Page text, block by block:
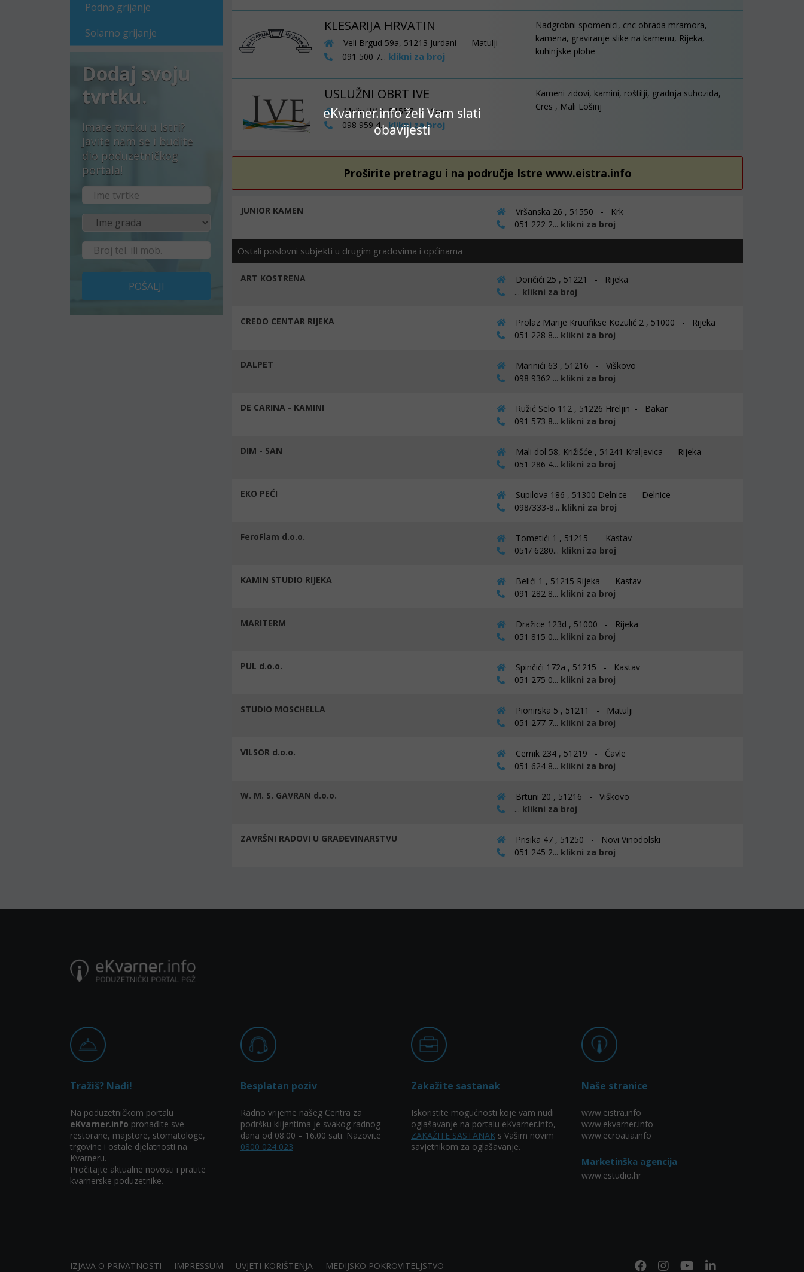
eKvarner.info želi Vam slati
obavijesti
Podno grijanje
Solarno grijanje
Dodaj svoju
tvrtku.
Imate tvrtku u Istri?
Javite nam se i budite
dio poduzetničkog
portala!
POŠALJI
KLESARIJA HRVATIN
Veli Brgud 59a, 51213 Jurdani - Matulji
091 500 7... klikni za broj
Nadgrobni spomenici, cnc obrada mramora,
kamena, graviranje slike na kamenu, Rijeka,
kuhinjske plohe
USLUŽNI OBRT IVE
Melin II/19, 51557 - Cres
098 959 4... klikni za broj
Kameni zidovi, kamini, roštilji, gradnja suhozida,
Cres , Mali Lošinj
Proširite pretragu i na područje Istre www.eistra.info
JUNIOR KAMEN
Vršanska 26 , 51550 - Krk
051 222 2... klikni za broj
Ostali poslovni subjekti u drugim gradovima i općinama
ART KOSTRENA
Doričići 25 , 51221 - Rijeka
... klikni za broj
CREDO CENTAR RIJEKA
Prolaz Marije Krucifikse Kozulić 2 , 51000 - Rijeka
051 228 8... klikni za broj
DALPET
Marinići 63 , 51216 - Viškovo
098 9362 ... klikni za broj
DE CARINA - KAMINI
Ružić Selo 112 , 51226 Hreljin - Bakar
091 573 8... klikni za broj
DIM - SAN
Mali dol 58, Križišće , 51241 Kraljevica - Rijeka
051 286 4... klikni za broj
EKO PEĆI
Supilova 186 , 51300 Delnice - Delnice
098/333-8... klikni za broj
FeroFlam d.o.o.
Tometići 1 , 51215 - Kastav
051/ 6280... klikni za broj
KAMIN STUDIO RIJEKA
Belići 1 , 51215 Rijeka - Kastav
091 282 8... klikni za broj
MARITERM
Dražice 123d , 51000 - Rijeka
051 815 0... klikni za broj
PUL d.o.o.
Spinčići 172a , 51215 - Kastav
051 275 0... klikni za broj
STUDIO MOSCHELLA
Pionirska 5 , 51211 - Matulji
051 277 7... klikni za broj
VILSOR d.o.o.
Cernik 234 , 51219 - Čavle
051 624 8... klikni za broj
W. M. S. GAVRAN d.o.o.
Brtuni 20 , 51216 - Viškovo
... klikni za broj
ZAVRŠNI RADOVI U GRAĐEVINARSTVU
Prisika 47 , 51250 - Novi Vinodolski
051 245 2... klikni za broj
Tražiš? Nađi!
Na poduzetničkom portalu
eKvarner.info pronađite sve
restorane, majstore, stomatologe,
trgovine i ostale djelatnosti na
Kvarneru.
Pročitajte aktualne novosti i pratite
kvarnerske poduzetnike.
Besplatan poziv
Radno vrijeme našeg Centra za
podršku klijentima je svakog radnog
dana od 08.00 – 16.00 sati. Nazovite
0800 024 023
Zakažite sastanak
Iskoristite mogućnosti koje vam nudi
oglašavanje na portalu eKvarner.info,
ZAKAŽITE SASTANAK s Vašim novim
savjetnikom za oglašavanje.
Naše stranice
www.eistra.info
www.ekvarner.info
www.ecroatia.info
Marketinška agencija
www.estudio.hr
IZJAVA O PRIVATNOSTI IMPRESSUM UVJETI KORIŠTENJA MEDIJSKO POKROVITELJSTVO